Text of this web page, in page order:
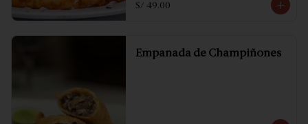
S/ 49.00
Empanada de Champiñones